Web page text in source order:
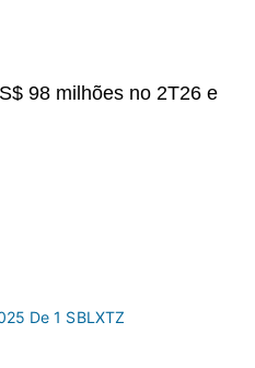
98 milhões no 2T26 e